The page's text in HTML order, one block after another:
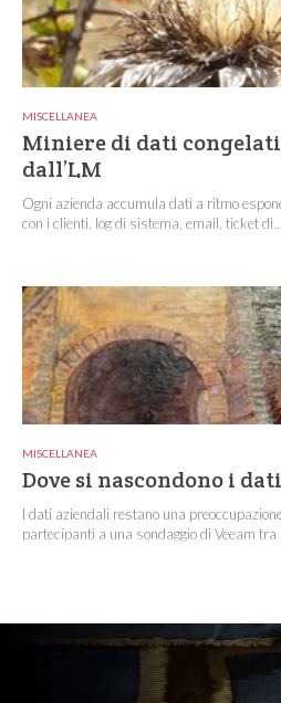
MISCELLANEA
Miniere di dati
dall’LM
Ogni azienda accumula dati a ritmo
con i clienti, log di sistema, email, ticket di...
MISCELLANEA
Dove si nascondono i
I dati aziendali restano una
partecipanti a una sondaggio di Veeam tra